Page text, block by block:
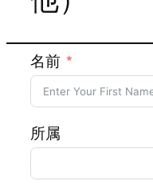
名前
所属